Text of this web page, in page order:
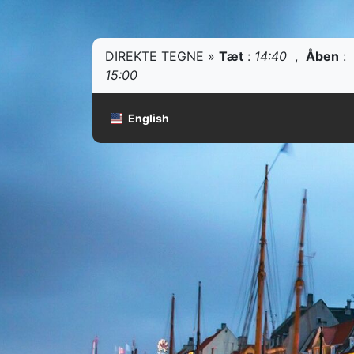
DIREKTE TEGNE » Tæt : 14:40 , Åben :
15:00
English